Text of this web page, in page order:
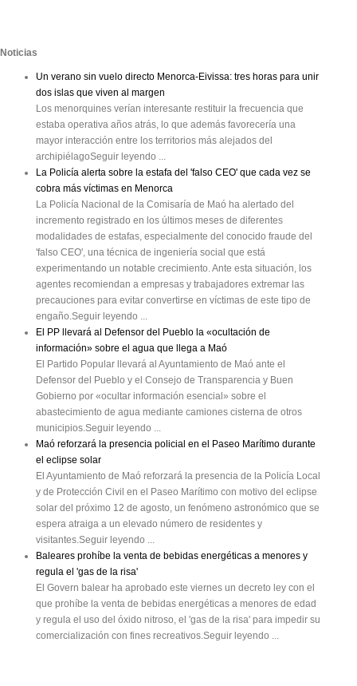
Noticias
Un verano sin vuelo directo Menorca-Eivissa: tres horas para unir
dos islas que viven al margen
Los menorquines verían interesante restituir la frecuencia que
estaba operativa años atrás, lo que además favorecería una
mayor interacción entre los territorios más alejados del
archipiélagoSeguir leyendo ...
La Policía alerta sobre la estafa del 'falso CEO' que cada vez se
cobra más víctimas en Menorca
La Policía Nacional de la Comisaría de Maó ha alertado del
incremento registrado en los últimos meses de diferentes
modalidades de estafas, especialmente del conocido fraude del
'falso CEO', una técnica de ingeniería social que está
experimentando un notable crecimiento. Ante esta situación, los
agentes recomiendan a empresas y trabajadores extremar las
precauciones para evitar convertirse en víctimas de este tipo de
engaño.Seguir leyendo ...
El PP llevará al Defensor del Pueblo la «ocultación de
información» sobre el agua que llega a Maó
El Partido Popular llevará al Ayuntamiento de Maó ante el
Defensor del Pueblo y el Consejo de Transparencia y Buen
Gobierno por «ocultar información esencial» sobre el
abastecimiento de agua mediante camiones cisterna de otros
municipios.Seguir leyendo ...
Maó reforzará la presencia policial en el Paseo Marítimo durante
el eclipse solar
El Ayuntamiento de Maó reforzará la presencia de la Policía Local
y de Protección Civil en el Paseo Marítimo con motivo del eclipse
solar del próximo 12 de agosto, un fenómeno astronómico que se
espera atraiga a un elevado número de residentes y
visitantes.Seguir leyendo ...
Baleares prohíbe la venta de bebidas energéticas a menores y
regula el 'gas de la risa'
El Govern balear ha aprobado este viernes un decreto ley con el
que prohíbe la venta de bebidas energéticas a menores de edad
y regula el uso del óxido nitroso, el 'gas de la risa' para impedir su
comercialización con fines recreativos.Seguir leyendo ...